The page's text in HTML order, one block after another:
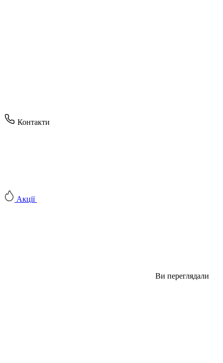
Контакти
Акції
Ви переглядали